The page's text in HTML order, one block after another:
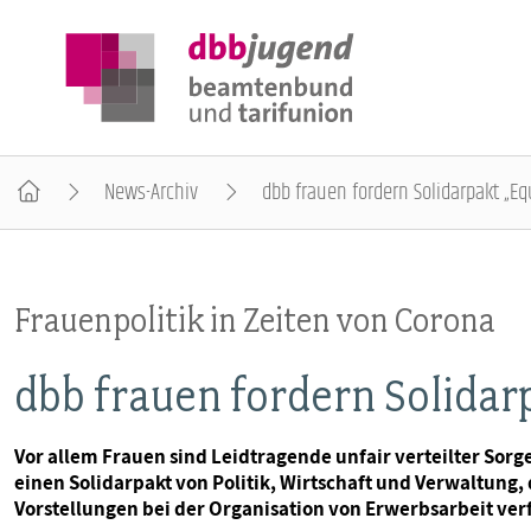
POSITIONEN
AUSBILDUNGSINFORMATIONEN
INTERNATIONALES
News-Archiv dbb frauen fordern Solidarpakt
Frauenpolitik in Zeiten von Corona
dbb frauen fordern
Vor allem Frauen sind Leidtragende unfair verteilter
einen Solidarpakt von Politik, Wirtschaft und
Vorstellungen bei der Organisation von Erwerbsarbeit